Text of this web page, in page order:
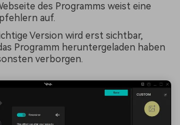
des Programms weist eine
auf.
Version wird erst sichtbar,
Programm heruntergeladen haben
verborgen.